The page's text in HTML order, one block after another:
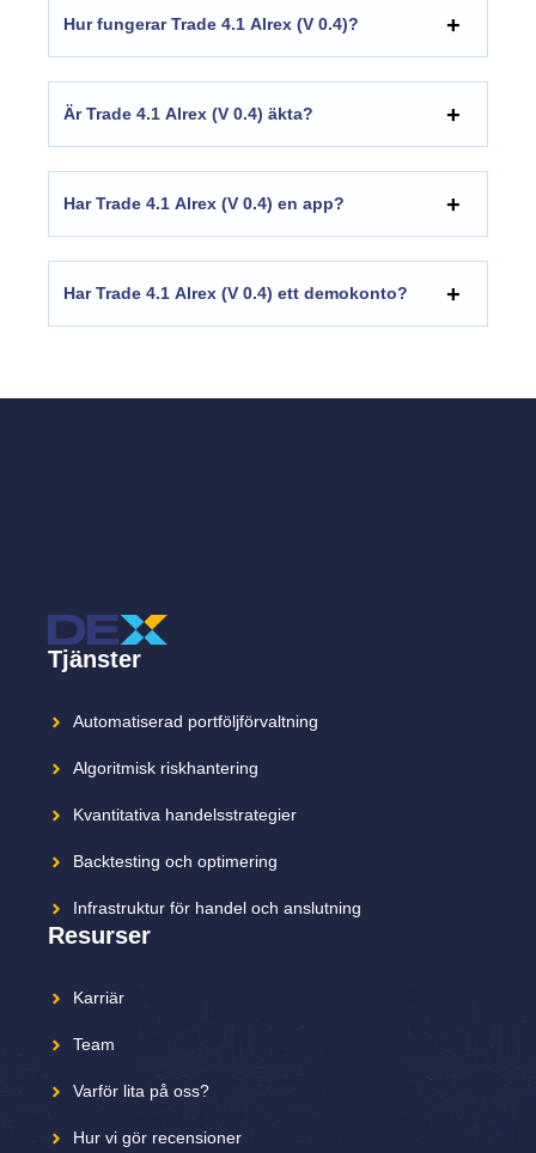
Hur fungerar Trade 4.1 Alrex (V 0.4)?
Är Trade 4.1 Alrex (V 0.4) äkta?
Har Trade 4.1 Alrex (V 0.4) en app?
Har Trade 4.1 Alrex (V 0.4) ett demokonto?
Tjänster
Automatiserad portföljförvaltning
Algoritmisk riskhantering
Kvantitativa handelsstrategier
Backtesting och optimering
Infrastruktur för handel och anslutning
Resurser
Karriär
Team
Varför lita på oss?
Hur vi gör recensioner